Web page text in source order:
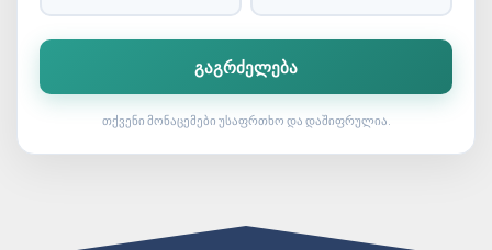
გაგრძელება
თქვენი მონაცემები უსაფრთხო და დაშიფრულია.